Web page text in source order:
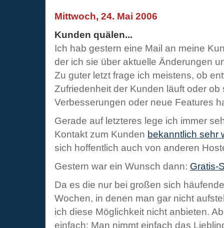
Mittwoch, 24. Mai 2006
Kunden quälen...
Ich hab gestern eine Mail an meine
der ich sie über aktuelle Änderungen
Zu guter letzt frage ich meistens, ob
Zufriedenheit der Kunden läuft oder ob
Verbesserungen oder neue Features
Gerade auf letzteres lege ich immer
Kontakt zum Kunden bekanntlich sehr
sich hoffentlich auch von anderen
Gestern war ein Wunsch dann: Gratis-
Da es die nur bei großen sich
Wochen, in denen man gar nicht
ich diese Möglichkeit nicht anbieten.
einfach: Man nimmt einfach das